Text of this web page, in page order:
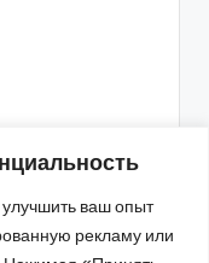
ваш опыт
рекламу или